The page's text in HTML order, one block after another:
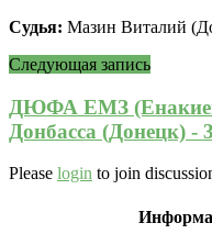
Судья: Мазин Виталий
Следующая запись
ДЮФА ЕМЗ
Донбасса (Донецк) -
Please login to join